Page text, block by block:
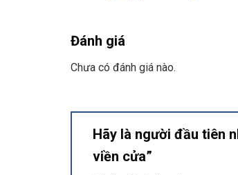
Đánh giá
Chưa có đánh giá nào.
Hãy là người đầu tiên
viền cửa”